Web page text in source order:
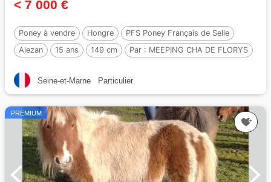
< 7 000 €
Poney à vendre Hongre
PFS Poney Français de Selle
Alezan
15 ans 149 cm Par : MEEPING CHA DE FLORYS
Seine-et-Marne Particulier
PREMIUM